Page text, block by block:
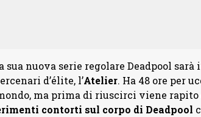
sua nuova serie regolare Deadpool
d’élite, l’Atelier. Ha 48 ore per
ma prima di riuscirci viene rapito
contorti sul corpo di Deadpool